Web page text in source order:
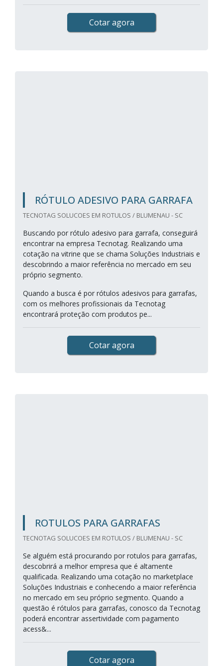
Cotar agora
RÓTULO ADESIVO PARA GARRAFA
TECNOTAG SOLUCOES EM ROTULOS / BLUMENAU - SC
Buscando por rótulo adesivo para garrafa, conseguirá
encontrar na empresa Tecnotag. Realizando uma
cotação na vitrine que se chama Soluções Industriais e
descobrindo a maior referência no mercado em seu
próprio segmento.
Quando a busca é por rótulos adesivos para garrafas,
com os melhores profissionais da Tecnotag
encontrará proteção com produtos pe...
Cotar agora
ROTULOS PARA GARRAFAS
TECNOTAG SOLUCOES EM ROTULOS / BLUMENAU - SC
Se alguém está procurando por rotulos para garrafas,
descobrirá a melhor empresa que é altamente
qualificada. Realizando uma cotação no marketplace
Soluções Industriais e conhecendo a maior referência
no mercado em seu próprio segmento. Quando a
questão é rótulos para garrafas, conosco da Tecnotag
poderá encontrar assertividade com pagamento
acess&...
Cotar agora